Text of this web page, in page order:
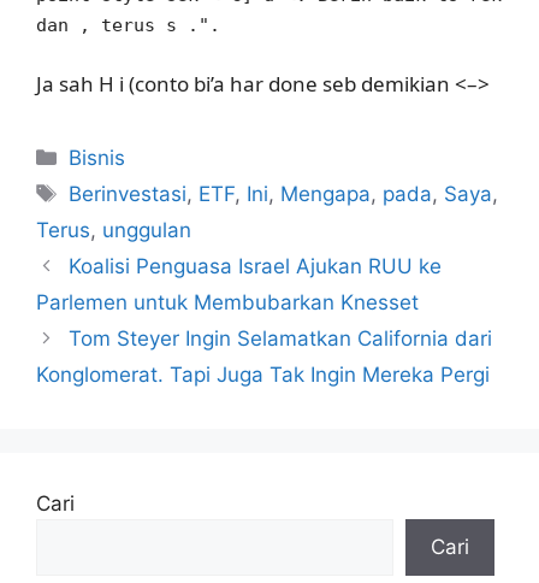
dan , terus s .".
Ja sah H i (conto bi’a har done seb demikian <–>
Kategori
Bisnis
Tag
Berinvestasi, ETF, Ini, Mengapa, pada, Saya,
Terus, unggulan
Koalisi Penguasa Israel Ajukan RUU ke
Parlemen untuk Membubarkan Knesset
Tom Steyer Ingin Selamatkan California dari
Konglomerat. Tapi Juga Tak Ingin Mereka Pergi
Cari
Cari